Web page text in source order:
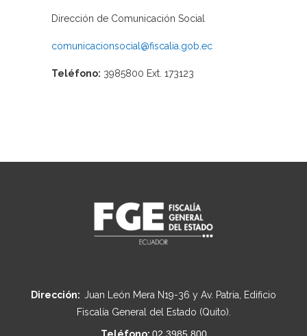
Dirección de Comunicación Social
comunicacionsocial@fiscalia.gob.ec
Teléfono: 3985800 Ext. 173123
Dirección: Juan León Mera N19-36 y Av. Patria, Edificio
Fiscalía General del Estado (Quito).
Teléfono: 02 3985 800